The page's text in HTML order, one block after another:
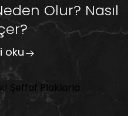
Olur? Nasıl
oku